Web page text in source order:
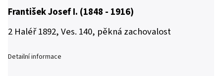
František Josef I. (1848 - 1916)
2 Haléř 1892, Ves. 140, pěkná zachovalost
Detailní informace